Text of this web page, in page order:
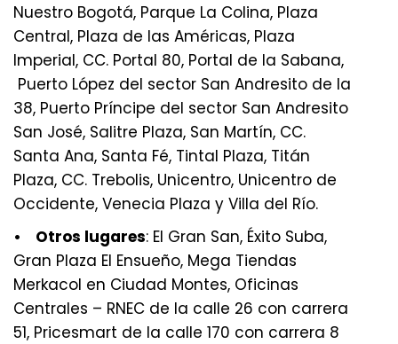
Nuestro Bogotá, Parque La Colina, Plaza
Central, Plaza de las Américas, Plaza
Imperial, CC. Portal 80, Portal de la Sabana,
Puerto López del sector San Andresito de la
38, Puerto Príncipe del sector San Andresito
San José, Salitre Plaza, San Martín, CC.
Santa Ana, Santa Fé, Tintal Plaza, Titán
Plaza, CC. Trebolis, Unicentro, Unicentro de
Occidente, Venecia Plaza y Villa del Río.
• Otros lugares: El Gran San, Éxito Suba,
Gran Plaza El Ensueño, Mega Tiendas
Merkacol en Ciudad Montes, Oficinas
Centrales – RNEC de la calle 26 con carrera
51, Pricesmart de la calle 170 con carrera 8